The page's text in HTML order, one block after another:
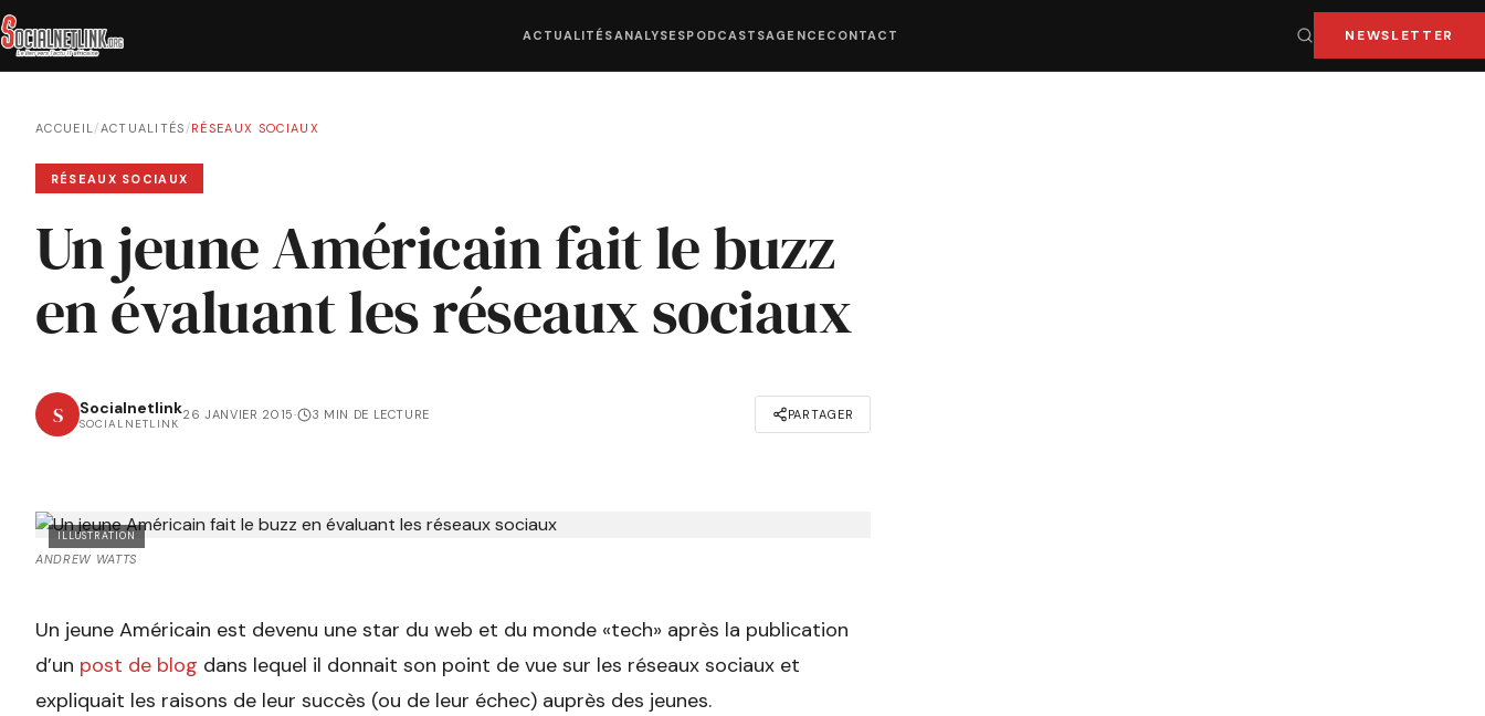
ACTUALITÉSANALYSESPODCASTSAGENCE CONTACT NEWSLETTER
ACCUEIL/ACTUALITÉS /RÉSEAUX SOCIAUX
RÉSEAUX SOCIAUX
Un jeune Américain fait le buzz
en évaluant les réseaux sociaux
S Socialnetlink
SOCIALNETLINK
26 JANVIER 2015· 3 MIN DE LECTURE PARTAGER
ILLUSTRATION
ANDREW WATTS
Un jeune Américain est devenu une star du web et du monde «tech» après la publication
d’un post de blog dans lequel il donnait son point de vue sur les réseaux sociaux et
expliquait les raisons de leur succès (ou de leur échec) auprès des jeunes.